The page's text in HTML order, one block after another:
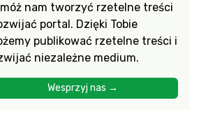
nam tworzyć rzetelne treści
portal. Dzięki Tobie
publikować rzetelne treści i
niezależne medium.
Wesprzyj nas →